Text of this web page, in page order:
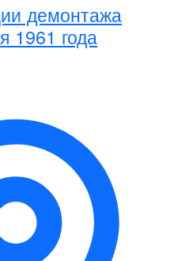
демонтажа
1961 года